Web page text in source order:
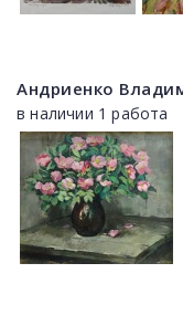
Андриенко
в наличии 1 работа